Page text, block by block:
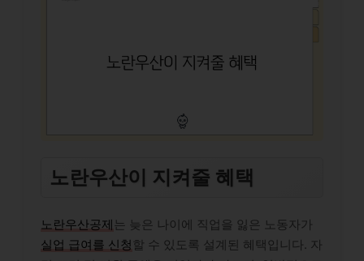
노란우산이 지켜줄 혜택
노란우산공제는 늦은 나이에 직업을 잃은 노동자가
실업 급여를 신청 할 수 있도록 설계된 혜택입니다. 자